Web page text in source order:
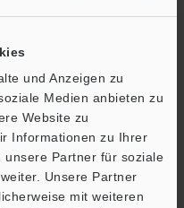
und Anzeigen zu
Medien anbieten zu
Website zu
Informationen zu Ihrer
unsere Partner für soziale
Unsere Partner
mit weiteren